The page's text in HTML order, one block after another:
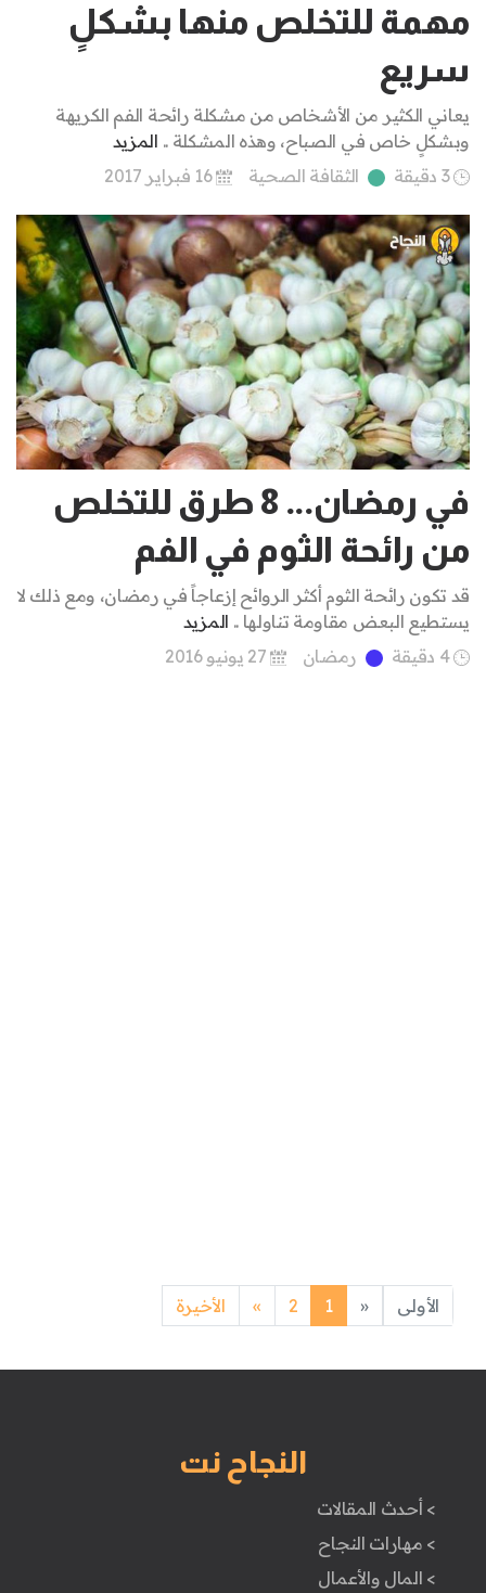
مهمة للتخلص منها بشكلٍ
سريع
يعاني الكثير من الأشخاص من مشكلة رائحة الفم الكريهة
وبشكلٍ خاص في الصباح، وهذه المشكلة .. المزيد
3 دقيقة
الثقافة الصحية 16 فبراير 2017
في رمضان... 8 طرق للتخلص
من رائحة الثوم في الفم
قد تكون رائحة الثوم أكثر الروائح إزعاجاً في رمضان، ومع ذلك لا
يستطيع البعض مقاومة تناولها .. المزيد
4 دقيقة
رمضان 27 يونيو 2016
الأولى «
Previous
1
2
»
Nextالأخيرة
النجاح نت
> أحدث المقالات
> مهارات النجاح
> المال والأعمال